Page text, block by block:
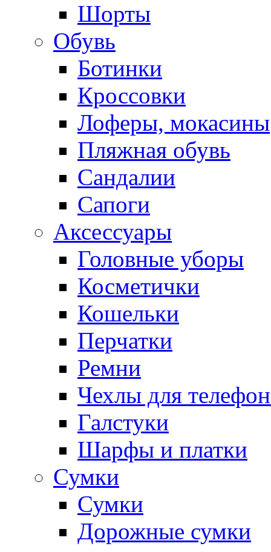
Шорты
Обувь
Ботинки
Кроссовки
Лоферы, мокасины
Пляжная обувь
Сандалии
Сапоги
Аксессуары
Головные уборы
Косметички
Кошельки
Перчатки
Ремни
Чехлы для
Галстуки
Шарфы и платки
Сумки
Сумки
Дорожные сумки